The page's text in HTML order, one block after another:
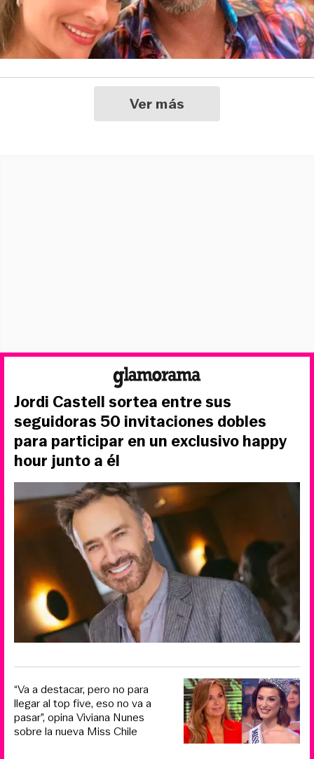
Ver más
Jordi Castell sortea entre sus
seguidoras 50 invitaciones dobles
para participar en un exclusivo happy
hour junto a él
“Va a destacar, pero no para
llegar al top five, eso no va a
pasar”, opina Viviana Nunes
sobre la nueva Miss Chile